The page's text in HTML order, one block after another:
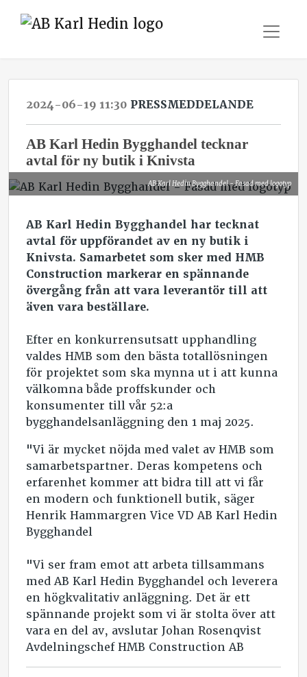
2024-06-19 11:30 PRESSMEDDELANDE
AB Karl Hedin Bygghandel tecknar
avtal för ny butik i Knivsta
AB Karl Hedin Bygghandel - Fasad med logotyp
AB Karl Hedin Bygghandel har tecknat
avtal för uppförandet av en ny butik i
Knivsta. Samarbetet som sker med HMB
Construction markerar en spännande
övergång från att vara leverantör till att
även vara beställare.
Efter en konkurrensutsatt upphandling
valdes HMB som den bästa totallösningen
för projektet som ska mynna ut i att kunna
välkomna både proffskunder och
konsumenter till vår 52:a
bygghandelsanläggning den 1 maj 2025.
"Vi är mycket nöjda med valet av HMB som
samarbetspartner. Deras kompetens och
erfarenhet kommer att bidra till att vi får
en modern och funktionell butik, säger
Henrik Hammargren Vice VD AB Karl Hedin
Bygghandel
"Vi ser fram emot att arbeta tillsammans
med AB Karl Hedin Bygghandel och leverera
en högkvalitativ anläggning. Det är ett
spännande projekt som vi är stolta över att
vara en del av, avslutar Johan Rosenqvist
Avdelningschef HMB Construction AB